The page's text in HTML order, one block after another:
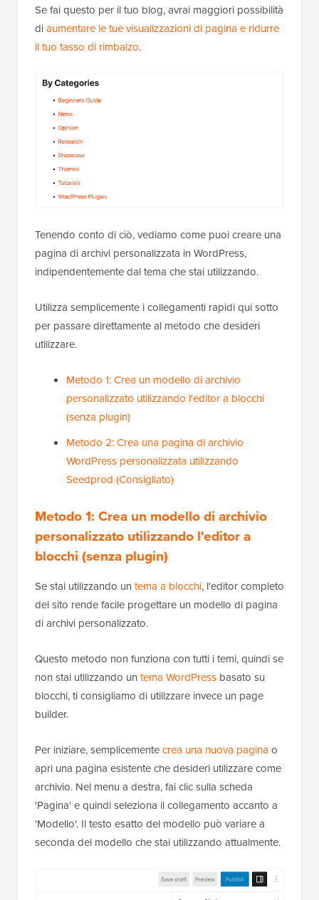
Se fai questo per il tuo blog, avrai maggiori possibilità
diaumentare le tue visualizzazioni di pagina e ridurre
il tuo tasso di rimbalzo.
Tenendo conto di ciò, vediamo come puoi creare una
pagina di archivi personalizzata in WordPress,
indipendentemente dal tema che stai utilizzando.
Utilizza semplicemente i collegamenti rapidi qui sotto
per passare direttamente al metodo che desideri
utilizzare.
Metodo 1: Crea un modello di archivio
personalizzato utilizzando l'editor a blocchi
(senza plugin)
Metodo 2: Crea una pagina di archivio
WordPress personalizzata utilizzando
Seedprod (Consigliato)
Metodo 1: Crea un modello di archivio
personalizzato utilizzando l'editor a
blocchi (senza plugin)
Se stai utilizzando un tema a blocchi, l'editor completo
del sito rende facile progettare un modello di pagina
di archivi personalizzato.
Questo metodo non funziona con tutti i temi, quindi se
non stai utilizzando un tema WordPress basato su
blocchi, ti consigliamo di utilizzare invece un page
builder.
Per iniziare, semplicementecrea una nuova pagina o
apri una pagina esistente che desideri utilizzare come
archivio. Nel menu a destra, fai clic sulla scheda
'Pagina' e quindi seleziona il collegamento accanto a
'Modello'. Il testo esatto del modello può variare a
seconda del modello che stai utilizzando attualmente.